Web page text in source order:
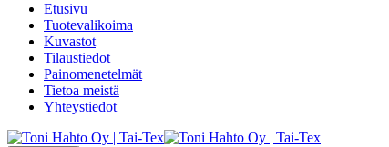
Etusivu
Tuotevalikoima
Kuvastot
Tilaustiedot
Painomenetelmät
Tietoa meistä
Yhteystiedot